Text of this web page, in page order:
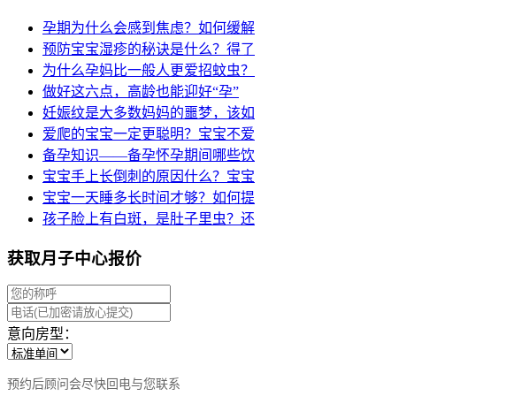
孕期为什么会感到焦虑？如何缓解
预防宝宝湿疹的秘诀是什么？得了
为什么孕妈比一般人更爱招蚊虫？
做好这六点，高龄也能迎好“孕”
妊娠纹是大多数妈妈的噩梦，该如
爱爬的宝宝一定更聪明？宝宝不爱
备孕知识——备孕怀孕期间哪些饮
宝宝手上长倒刺的原因什么？宝宝
宝宝一天睡多长时间才够？如何提
孩子脸上有白斑，是肚子里虫？还
获取月子中心报价
意向房型：
预约后顾问会尽快回电与您联系